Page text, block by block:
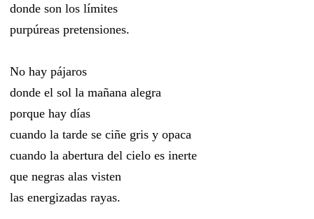
donde son los límites
purpúreas pretensiones.
No hay pájaros
donde el sol la mañana alegra
porque hay días
cuando la tarde se ciñe gris y opaca
cuando la abertura del cielo es inerte
que negras alas visten
las energizadas rayas.